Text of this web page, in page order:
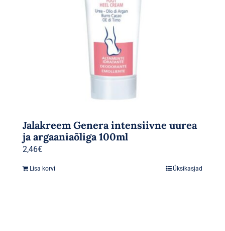
Jalakreem Genera intensiivne uurea
ja argaaniaõliga 100ml
2,46€
Lisa korvi Üksikasjad